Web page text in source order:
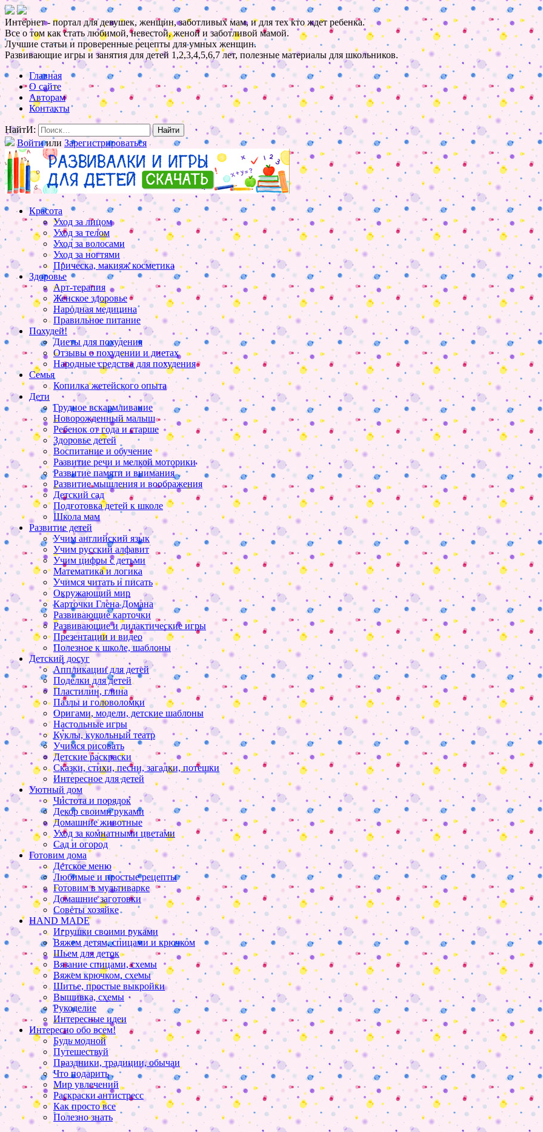
Интернет - портал для девушек, женщин, заботливых мам, и для тех кто ждет ребенка.
Все о том как стать любимой, невестой, женой и заботливой мамой.
Лучшие статьи и проверенные рецепты для умных женщин.
Развивающие игры и занятия для детей 1,2,3,4,5,6,7 лет, полезные материалы для школьников.
Главная
О сайте
Авторам
Контакты
НайтИ:
Войтиили Зарегистрироваться
Красота
Уход за лицом
Уход за телом
Уход за волосами
Уход за ногтями
Прическа, макияж косметика
Здоровье
Арт-терапия
Женское здоровье
Народная медицина
Правильное питание
Похудей!
Диеты для похудения
Отзывы о похудении и диетах
Народные средства для похудения
Семья
Копилка жетейского опыта
Дети
Грудное вскармливание
Новорожденный малыш
Ребенок от года и старше
Здоровье детей
Воспитание и обучение
Развитие речи и мелкой моторики
Развитие памяти и внимания
Развитие мышления и воображения
Детский сад
Подготовка детей к школе
Школа мам
Развитие детей
Учим английский язык
Учим русский алфавит
Учим цифры с детьми
Математика и логика
Учимся читать и писать
Окружающий мир
Карточки Глена Домана
Развивающие карточки
Развивающие и дидактические игры
Презентации и видео
Полезное к школе, шаблоны
Детский досуг
Аппликации для детей
Поделки для детей
Пластилин, глина
Пазлы и головоломки
Оригами, модели, детские шаблоны
Настольные игры
Куклы, кукольный театр
Учимся рисовать
Детские раскраски
Сказки, стихи, песни, загадки, потешки
Интересное для детей
Уютный дом
Чистота и порядок
Декор своими руками
Домашние животные
Уход за комнатными цветами
Сад и огород
Готовим дома
Детское меню
Любимые и простые рецепты
Готовим в мультиварке
Домашние заготовки
Советы хозяйке
HAND MADE
Игрушки своими руками
Вяжем детям, спицами и крючком
Шьем для деток
Вязание спицами, схемы
Вяжем крючком, схемы
Шитье, простые выкройки
Вышивка, схемы
Рукоделие
Интересные идеи
Интересно обо всем!
Будь модной
Путешествуй
Праздники, традиции, обычаи
Что подарить
Мир увлечений
Раскраски антистресс
Как просто все
Полезно знать